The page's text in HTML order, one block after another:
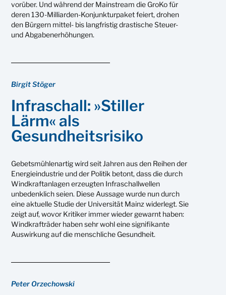
vorüber. Und während der Mainstream die GroKo für
deren 130-Milliarden-Konjunkturpaket feiert, drohen
den Bürgern mittel- bis langfristig drastische Steuer-
und Abgabenerhöhungen.
Birgit Stöger
Infraschall: »Stiller
Lärm« als
Gesundheitsrisiko
Gebetsmühlenartig wird seit Jahren aus den Reihen der
Energieindustrie und der Politik betont, dass die durch
Windkraftanlagen erzeugten Infraschallwellen
unbedenklich seien. Diese Aussage wurde nun durch
eine aktuelle Studie der Universität Mainz widerlegt. Sie
zeigt auf, wovor Kritiker immer wieder gewarnt haben:
Windkrafträder haben sehr wohl eine signifikante
Auswirkung auf die menschliche Gesundheit.
Peter Orzechowski